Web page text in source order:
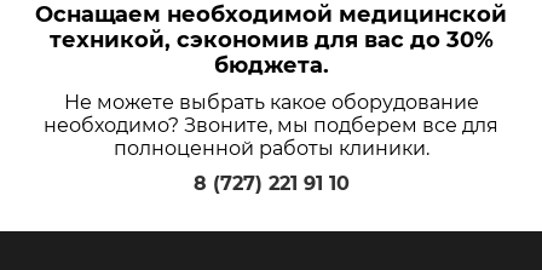
Оснащаем необходимой медицинской
техникой, сэкономив для вас до 30%
бюджета.
Не можете выбрать какое оборудование
необходимо? Звоните, мы подберем все для
полноценной работы клиники.
8 (727) 221 91 10